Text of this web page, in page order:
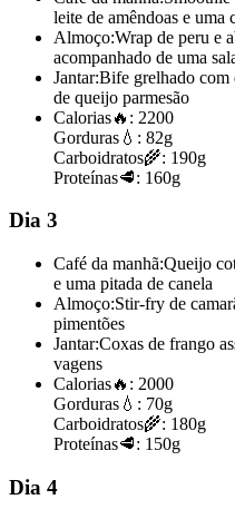
leite de amêndoas e uma
Almoço:Wrap de peru e
acompanhado de uma
Jantar:Bife grelhado com
de queijo parmesão
Calorias🔥: 2200
Gorduras 💧: 82g
Carboidratos🌾: 190g
Proteínas🥩: 160g
Dia 3
Café da manhã:Queijo
e uma pitada de canela
Almoço:Stir-fry de
pimentões
Jantar:Coxas de frango
vagens
Calorias🔥: 2000
Gorduras 💧: 70g
Carboidratos🌾: 180g
Proteínas🥩: 150g
Dia 4